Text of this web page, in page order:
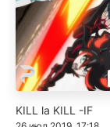
KILL la KILL -IF